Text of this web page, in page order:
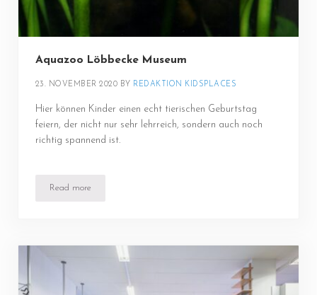
Aquazoo Löbbecke Museum
23. NOVEMBER 2020 BY REDAKTION KIDSPLACES
Hier können Kinder einen echt tierischen Geburtstag
feiern, der nicht nur sehr lehrreich, sondern auch noch
richtig spannend ist.
Read moreAquazoo Löbbecke Museum